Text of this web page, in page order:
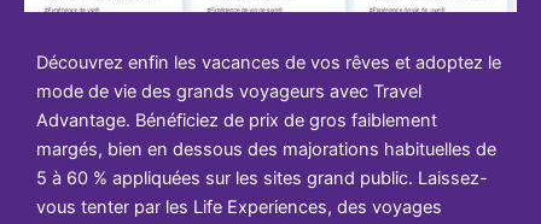
Découvrez enfin les vacances de vos rêves et adoptez le
mode de vie des grands voyageurs avec Travel
Advantage. Bénéficiez de prix de gros faiblement
margés, bien en dessous des majorations habituelles de
5 à 60 % appliquées sur les sites grand public. Laissez-
vous tenter par les Life Experiences, des voyages